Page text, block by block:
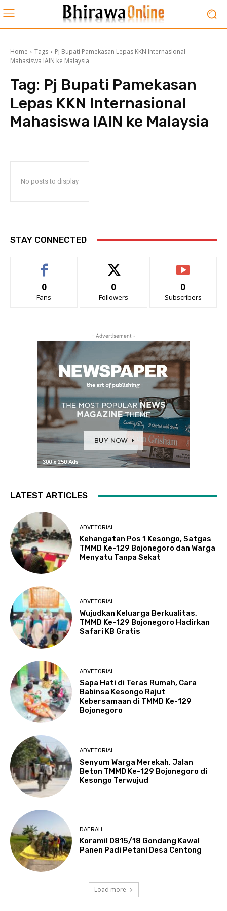
Home Tags
Pj Bupati Pamekasan Lepas KKN Internasional
Mahasiswa IAIN ke Malaysia
Tag: Pj Bupati Pamekasan
Lepas KKN Internasional
Mahasiswa IAIN ke Malaysia
No posts to display
STAY CONNECTED
0
Fans
0
Followers
0
Subscribers
- Advertisement -
LATEST ARTICLES
ADVETORIAL
Kehangatan Pos 1 Kesongo, Satgas
TMMD Ke-129 Bojonegoro dan Warga
Menyatu Tanpa Sekat
ADVETORIAL
Wujudkan Keluarga Berkualitas,
TMMD Ke-129 Bojonegoro Hadirkan
Safari KB Gratis
ADVETORIAL
Sapa Hati di Teras Rumah, Cara
Babinsa Kesongo Rajut
Kebersamaan di TMMD Ke-129
Bojonegoro
ADVETORIAL
Senyum Warga Merekah, Jalan
Beton TMMD Ke-129 Bojonegoro di
Kesongo Terwujud
DAERAH
Koramil 0815/18 Gondang Kawal
Panen Padi Petani Desa Centong
Load more